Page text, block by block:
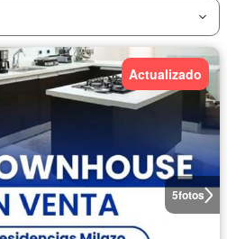
5fotos
Actualizado